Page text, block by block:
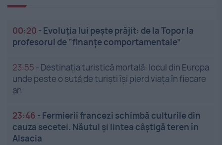
00:20 - Evoluția lui pește prăjit: de la Topor la
profesorul de ”finanțe comportamentale”
23:55 - Destinația turistică mortală: locul din Europa
unde peste o sută de turiști își pierd viața în fiecare
an
23:46 - Fermierii francezi schimbă culturile din
cauza secetei. Năutul și lintea câștigă teren în
Alsacia